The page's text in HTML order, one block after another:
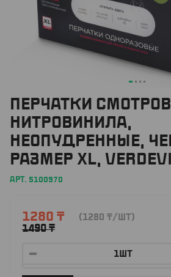
ПЕРЧАТКИ
НИТРОВИНИЛА,
НЕОПУДРЕННЫЕ,
РАЗМЕР XL,
АРТ. 5100970
1280 ₸
1490₸
(1280 ₸/ШТ)